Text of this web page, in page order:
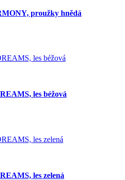
proužky hnědá
les béžová
les zelená